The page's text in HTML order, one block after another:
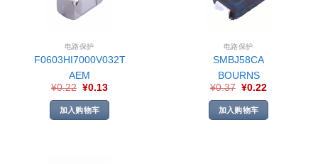
电路保护
F0603HI7000V032T
AEM
¥0.22 ¥0.13
加入购物车
电路保护
SMBJ58CA
BOURNS
¥0.37 ¥0.22
加入购物车